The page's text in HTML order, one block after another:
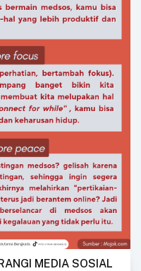
MEDIA SOSIAL